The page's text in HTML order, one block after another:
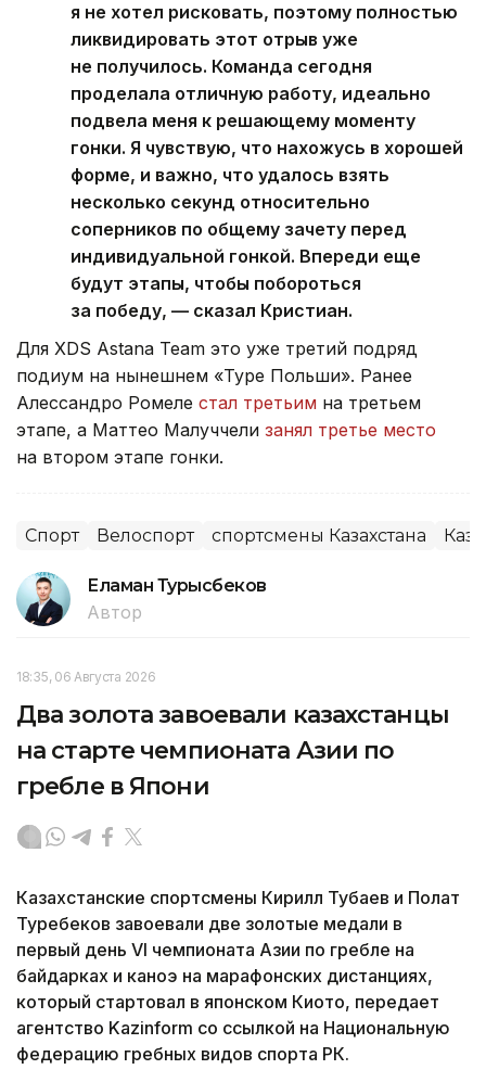
я не хотел рисковать, поэтому полностью
ликвидировать этот отрыв уже
не получилось. Команда сегодня
проделала отличную работу, идеально
подвела меня к решающему моменту
гонки. Я чувствую, что нахожусь в хорошей
форме, и важно, что удалось взять
несколько секунд относительно
соперников по общему зачету перед
индивидуальной гонкой. Впереди еще
будут этапы, чтобы побороться
за победу, — сказал Кристиан.
Для XDS Astana Team это уже третий подряд
подиум на нынешнем «Туре Польши». Ранее
Алессандро Ромеле стал третьим на третьем
этапе, а Маттео Малуччели занял третье место
на втором этапе гонки.
Спорт Велоспорт спортсмены Казахстана
Еламан Турысбеков
Автор
18:35, 06 Августа 2026
Два золота завоевали казахстанцы
на старте чемпионата Азии по
гребле в Япони
Казахстанские спортсмены Кирилл Тубаев и Полат
Туребеков завоевали две золотые медали в
первый день VI чемпионата Азии по гребле на
байдарках и каноэ на марафонских дистанциях,
который стартовал в японском Киото, передает
агентство Kazinform со ссылкой на Национальную
федерацию гребных видов спорта РК.